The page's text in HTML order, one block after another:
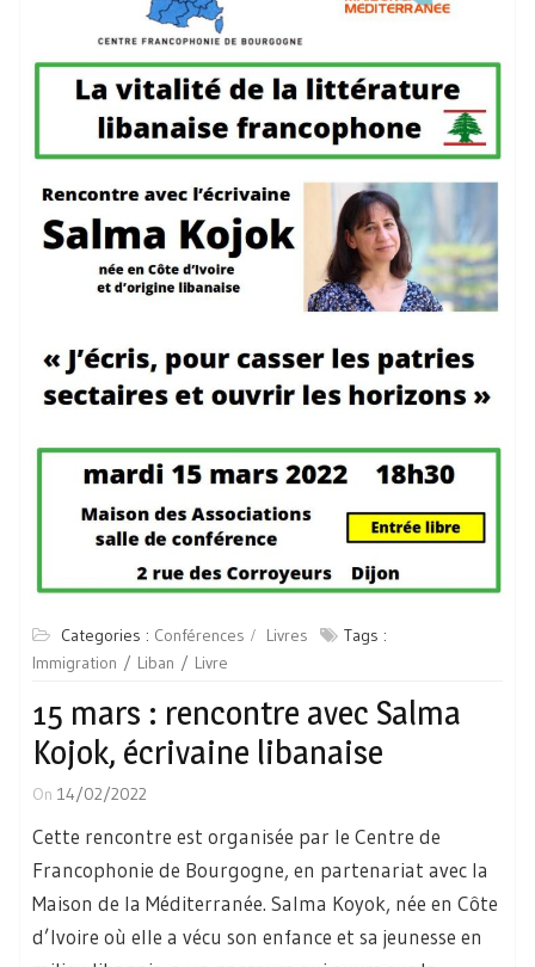
Categories : Conférences Livres
Tags :
Immigration
Liban Livre
15 mars : rencontre avec Salma
Kojok, écrivaine libanaise
On 14/02/2022
Cette rencontre est organisée par le Centre de
Francophonie de Bourgogne, en partenariat avec la
Maison de la Méditerranée. Salma Koyok, née en Côte
d’Ivoire où elle a vécu son enfance et sa jeunesse en